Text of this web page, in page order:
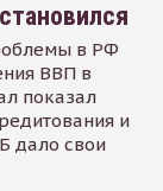
в РФ
ВВП в
показал
и
дало свои